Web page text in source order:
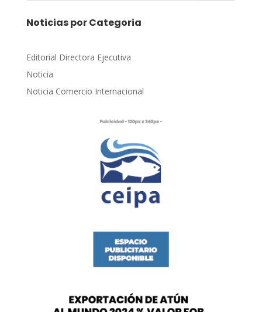
Noticias por Categoria
Editorial Directora Ejecutiva
Noticia
Noticia Comercio Internacional